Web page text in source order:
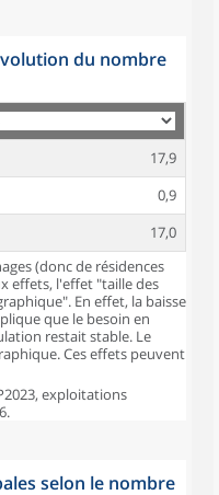
du nombre
17,9
0,9
17,0
(donc de résidences
effets, l'effet "taille des
En effet, la baisse
que le besoin en
restait stable. Le
Ces effets peuvent
exploitations
selon le nombre